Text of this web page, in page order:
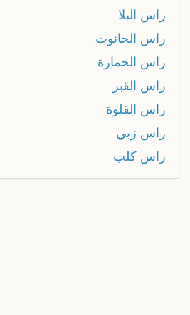
راس البلا
راس الحانوت
راس الحمارة
راس القبر
راس القلوة
راس زبي
راس كلب